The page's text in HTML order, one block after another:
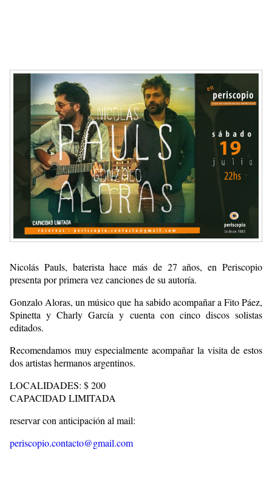
Nicolás Pauls, baterista hace más de 27 años, en Periscopio
presenta por primera vez canciones de su autoría.
Gonzalo Aloras, un músico que ha sabido acompañar a Fito Páez,
Spinetta y Charly García y cuenta con cinco discos solistas
editados.
Recomendamos muy especialmente acompañar la visita de estos
dos artistas hermanos argentinos.
LOCALIDADES: $ 200
CAPACIDAD LIMITADA
reservar con anticipación al mail:
periscopio.contacto@gmail.com